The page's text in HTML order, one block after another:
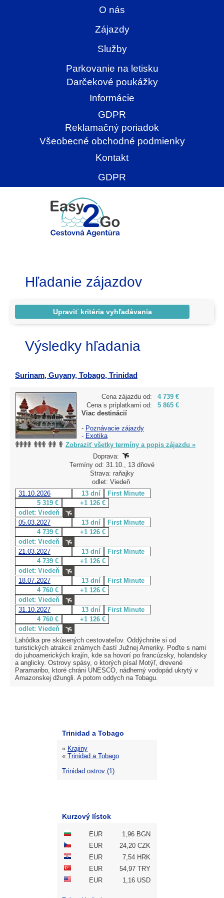
O nás
Zájazdy
Služby
Parkovanie na letisku
Darčekové poukážky
Informácie
GDPR
Reklamačný poriadok
Všeobecné obchodné podmienky
Kontakt
GDPR
Hľadanie zájazdov
Výsledky hľadania
Surinam, Guyany, Tobago, Trinidad
Cena zájazdu od:
4 739 €
Cena s príplatkami od:
5 865 €
Viac destinácií
- Poznávacie zájazdy
- Exotika
Zobraziť všetky termíny a popis zájazdu »
Doprava:
Termíny od: 31.10., 13 dňové
Strava: raňajky
odlet: Viedeň
31.10.2026
13 dní
First Minute
5 319 €
+1 126 €
odlet: Viedeň
05.03.2027
13 dní
First Minute
4 739 €
+1 126 €
odlet: Viedeň
21.03.2027
13 dní
First Minute
4 739 €
+1 126 €
odlet: Viedeň
18.07.2027
13 dní
First Minute
4 760 €
+1 126 €
odlet: Viedeň
31.10.2027
13 dní
First Minute
4 760 €
+1 126 €
odlet: Viedeň
Lahôdka pre skúsených cestovateľov. Oddýchnite si od
turistických atrakcií známych častí Južnej Ameriky. Poďte s nami
do juhoamerických krajín, kde sa hovorí po francúzsky, holandsky
a anglicky. Ostrovy spásy, o ktorých písal Motýľ, drevené
Paramaribo, ktoré chráni UNESCO, nádherný vodopád ukrytý v
Amazonskej džungli. A potom oddych na Tobagu.
Trinidad a Tobago
« Krajiny
« Trinidad a Tobago
Trinidad ostrov (1)
Kurzový lístok
EUR
1,96 BGN
EUR
24,20 CZK
EUR
7,54 HRK
EUR
54,97 TRY
EUR
1,16 USD